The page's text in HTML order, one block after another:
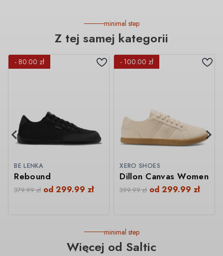
minimal step
Z tej samej kategorii
- 80.00 zł
BE LENKA
Rebound
379.99zł od299.99zł
- 100.00 zł
XERO SHOES
Dillon Canvas Women
399.99zł od299.99zł
minimal step
Więcej od Saltic